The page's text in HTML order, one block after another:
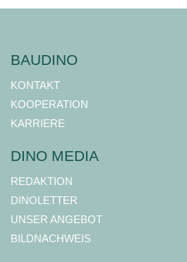
BAUDINO
KONTAKT
KOOPERATION
KARRIERE
DINO MEDIA
REDAKTION
DINOLETTER
UNSER ANGEBOT
BILDNACHWEIS